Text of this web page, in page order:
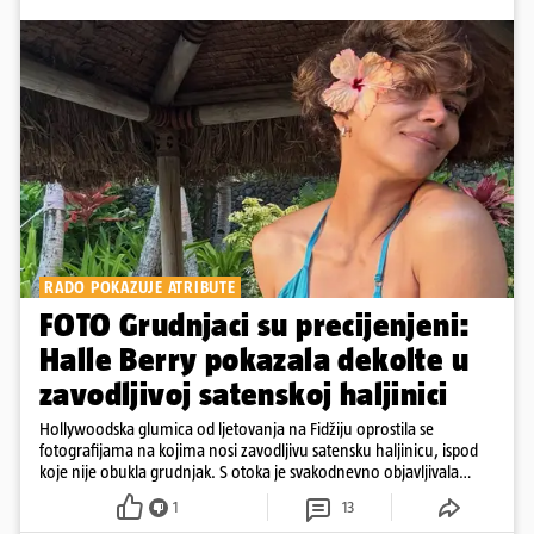
RADO POKAZUJE ATRIBUTE
FOTO Grudnjaci su precijenjeni:
Halle Berry pokazala dekolte u
zavodljivoj satenskoj haljinici
Hollywoodska glumica od ljetovanja na Fidžiju oprostila se
fotografijama na kojima nosi zavodljivu satensku haljinicu, ispod
koje nije obukla grudnjak. S otoka je svakodnevno objavljivala
fotografije u kupaćem
1 13